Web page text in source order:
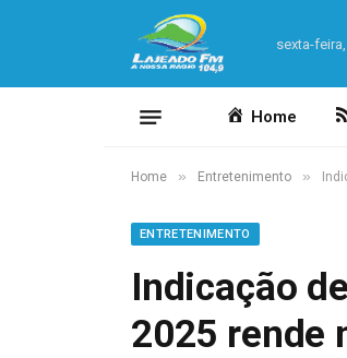
sexta-
Home
Home » Entretenimento »
ENTRETENIMENTO
Indicação
2025 rende